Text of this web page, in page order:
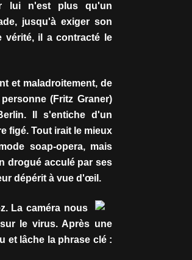
lui n'est plus qu'un
jusqu'à exiger son
vérité, il a contracté le
et maladroitement, de
(Fritz Graner)
Il s'entiche d'un
figé. Tout irait le mieux
soap-opera, mais
drogué acculé par ses
dépérit à vue d'œil.
La caméra nous
le virus. Après une
et lâche la phrase clé :